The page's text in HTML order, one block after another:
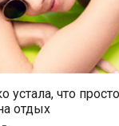
устала, что
отдых